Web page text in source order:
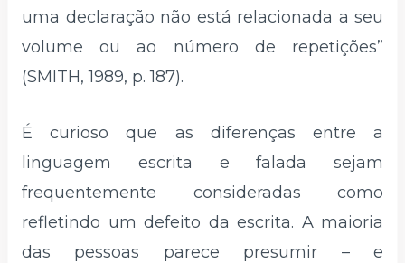
uma declaração não está relacionada a seu
volume ou ao número de repetições”
(SMITH, 1989, p. 187).
É curioso que as diferenças entre a
linguagem escrita e falada sejam
frequentemente consideradas como
refletindo um defeito da escrita. A maioria
das pessoas parece presumir – e